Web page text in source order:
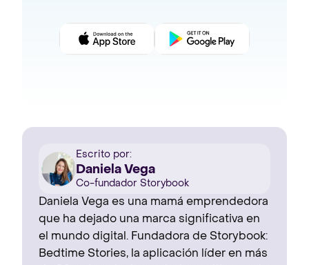
Escrito por:
Daniela Vega
Co-fundador Storybook
Daniela Vega es una mamá emprendedora
que ha dejado una marca significativa en
el mundo digital. Fundadora de Storybook:
Bedtime Stories, la aplicación líder en más